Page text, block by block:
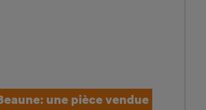
une pièce vendue